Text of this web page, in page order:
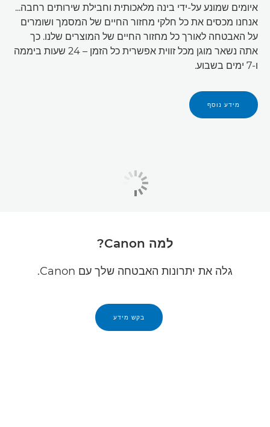
איומים שמונע על-ידי בינה מלאכותית וחבילת שירותים רחבה...
אנחנו מכסים את כל חלקי מחזור החיים של המסמך ושומרים
על האבטחה לאורך כל מחזור החיים של המוצרים שלנו. כך
אתה נשאר מוגן מכל זווית אפשרית כל הזמן – 24 שעות ביממה
ו-7 ימים בשבוע.
מידע נוסף
למה Canon?
גלה את יתרונות האבטחה שלך עם Canon.
בקש מידע